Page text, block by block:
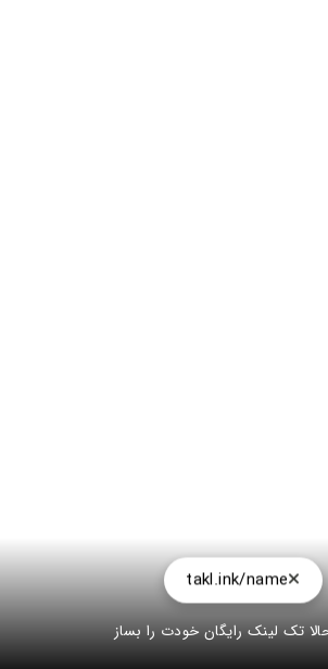
takl.ink/name
تک لینک رایگان خودت را بساز